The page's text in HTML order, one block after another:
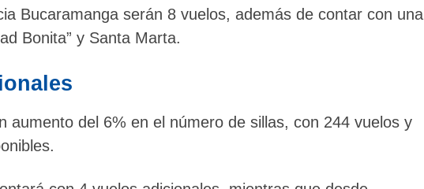
Bucaramanga serán 8 vuelos, además de contar con una
Bonita” y Santa Marta.
aumento del 6% en el número de sillas, con 244 vuelos y